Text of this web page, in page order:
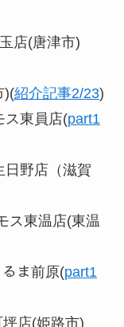
店(唐津市)
)(紹介記事2/23)
ス東員店(part1
日野店（滋賀
ス東温店(東温
るま前原(part1
坪店(姫路市)